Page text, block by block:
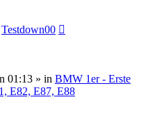
Testdown00
01:13 » in BMW 1er - Erste
E82, E87, E88